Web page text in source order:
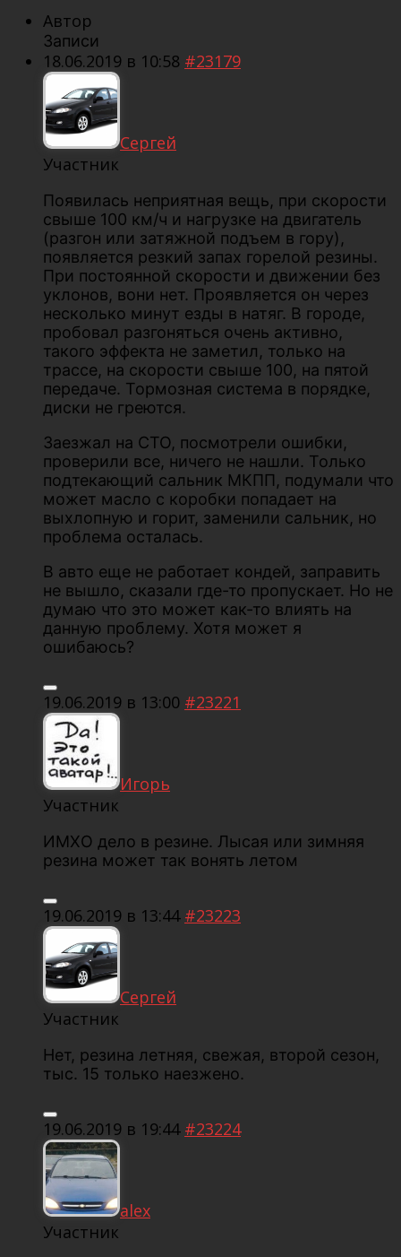
Автор
Записи
18.06.2019 в 10:58 #23179
Сергей
Участник
Появилась неприятная вещь, при скорости
свыше 100 км/ч и нагрузке на двигатель
(разгон или затяжной подъем в гору),
появляется резкий запах горелой резины.
При постоянной скорости и движении без
уклонов, вони нет. Проявляется он через
несколько минут езды в натяг. В городе,
пробовал разгоняться очень активно,
такого эффекта не заметил, только на
трассе, на скорости свыше 100, на пятой
передаче. Тормозная система в порядке,
диски не греются.
Заезжал на СТО, посмотрели ошибки,
проверили все, ничего не нашли. Только
подтекающий сальник МКПП, подумали что
может масло с коробки попадает на
выхлопную и горит, заменили сальник, но
проблема осталась.
В авто еще не работает кондей, заправить
не вышло, сказали где-то пропускает. Но не
думаю что это может как-то влиять на
данную проблему. Хотя может я
ошибаюсь?
19.06.2019 в 13:00 #23221
Игорь
Участник
ИМХО дело в резине. Лысая или зимняя
резина может так вонять летом
19.06.2019 в 13:44 #23223
Сергей
Участник
Нет, резина летняя, свежая, второй сезон,
тыс. 15 только наезжено.
19.06.2019 в 19:44 #23224
alex
Участник